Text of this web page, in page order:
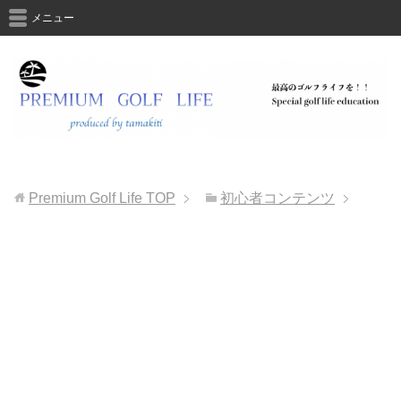
メニュー
Premium Golf Life TOP 初心者コンテンツ